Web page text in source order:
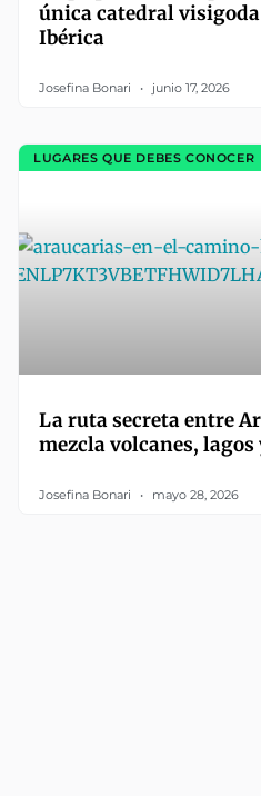
única catedral
Ibérica
Josefina Bonari junio 17, 2026
LUGARES QUE DEBES CONOCER
La ruta secreta entre
mezcla volcanes,
Josefina Bonari mayo 28, 2026